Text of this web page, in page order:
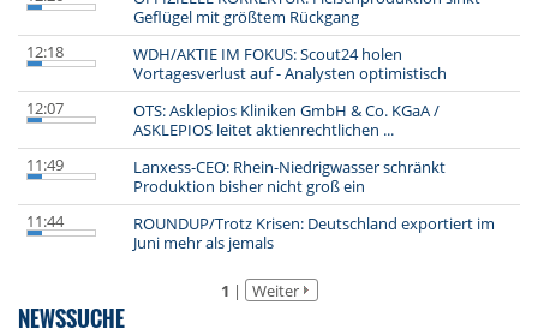
Geflügel mit größtem Rückgang
12:18
WDH/AKTIE IM FOKUS: Scout24 holen
Vortagesverlust auf - Analysten optimistisch
12:07
OTS: Asklepios Kliniken GmbH & Co. KGaA /
ASKLEPIOS leitet aktienrechtlichen ...
11:49
Lanxess-CEO: Rhein-Niedrigwasser schränkt
Produktion bisher nicht groß ein
11:44
ROUNDUP/Trotz Krisen: Deutschland exportiert im
Juni mehr als jemals
1 | Weiter
NEWSSUCHE